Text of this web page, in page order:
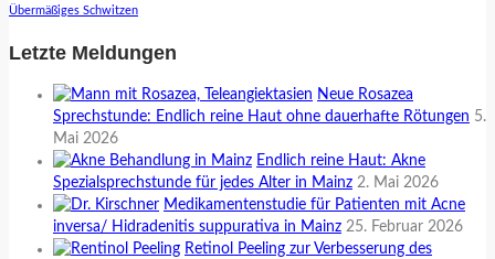
Übermäßiges Schwitzen
Letzte Meldungen
Neue Rosazea
Sprechstunde: Endlich reine Haut ohne dauerhafte Rötungen 5.
Mai 2026
Endlich reine Haut: Akne
Spezialsprechstunde für jedes Alter in Mainz 2. Mai 2026
Medikamentenstudie für Patienten mit Acne
inversa/ Hidradenitis suppurativa in Mainz 25. Februar 2026
Retinol Peeling zur Verbesserung des